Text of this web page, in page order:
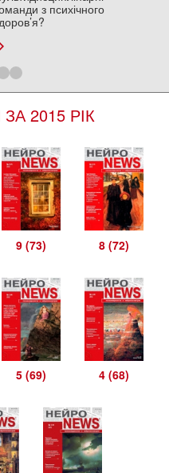
з психічного
2015 РІК
9 (73) 8 (72)
5 (69) 4 (68)